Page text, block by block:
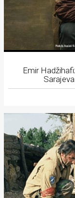
Emir